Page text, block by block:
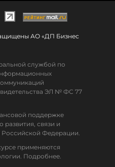
АО «ДП Бизнес
службой по
ЭЛ № ФС 77
поддержке
связи и
Федерации.
применяются
Подробнее.